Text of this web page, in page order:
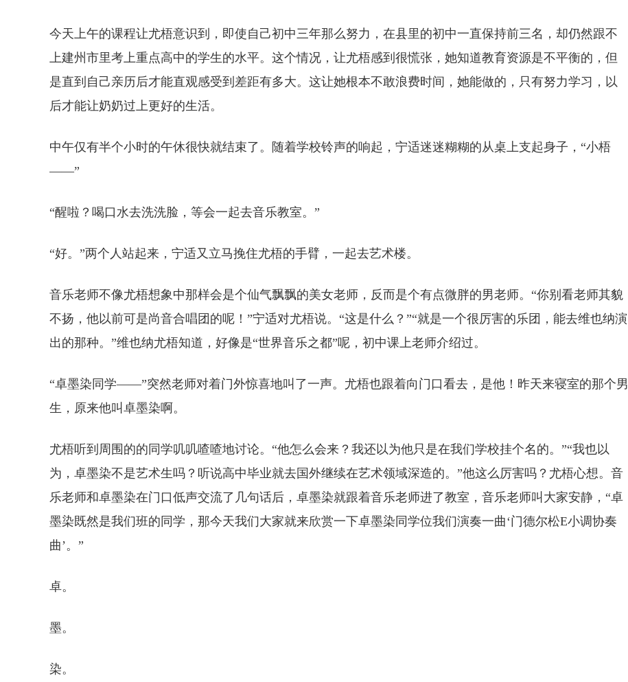
今天上午的课程让尤梧意识到，即使自己初中三年那么努力，在县里的初中一直保持前三名，却仍然跟不
上建州市里考上重点高中的学生的水平。这个情况，让尤梧感到很慌张，她知道教育资源是不平衡的，但
是直到自己亲历后才能直观感受到差距有多大。这让她根本不敢浪费时间，她能做的，只有努力学习，以
后才能让奶奶过上更好的生活。
中午仅有半个小时的午休很快就结束了。随着学校铃声的响起，宁适迷迷糊糊的从桌上支起身子，“小梧
——”
“醒啦？喝口水去洗洗脸，等会一起去音乐教室。”
“好。”两个人站起来，宁适又立马挽住尤梧的手臂，一起去艺术楼。
音乐老师不像尤梧想象中那样会是个仙气飘飘的美女老师，反而是个有点微胖的男老师。“你别看老师其貌
不扬，他以前可是尚音合唱团的呢！”宁适对尤梧说。“这是什么？”“就是一个很厉害的乐团，能去维也纳演
出的那种。”维也纳尤梧知道，好像是“世界音乐之都”呢，初中课上老师介绍过。
“卓墨染同学——”突然老师对着门外惊喜地叫了一声。尤梧也跟着向门口看去，是他！昨天来寝室的那个男
生，原来他叫卓墨染啊。
尤梧听到周围的的同学叽叽喳喳地讨论。“他怎么会来？我还以为他只是在我们学校挂个名的。”“我也以
为，卓墨染不是艺术生吗？听说高中毕业就去国外继续在艺术领域深造的。”他这么厉害吗？尤梧心想。音
乐老师和卓墨染在门口低声交流了几句话后，卓墨染就跟着音乐老师进了教室，音乐老师叫大家安静，“卓
墨染既然是我们班的同学，那今天我们大家就来欣赏一下卓墨染同学位我们演奏一曲‘门德尔松E小调协奏
曲’。”
卓。
墨。
染。